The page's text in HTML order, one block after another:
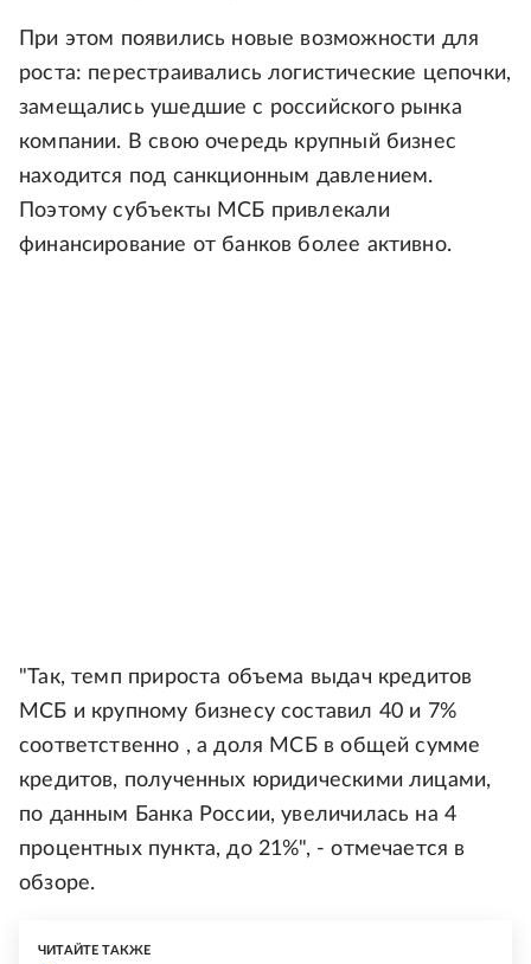
При этом появились новые возможности для
роста: перестраивались логистические цепочки,
замещались ушедшие с российского рынка
компании. В свою очередь крупный бизнес
находится под санкционным давлением.
Поэтому субъекты МСБ привлекали
финансирование от банков более активно.
"Так, темп прироста объема выдач кредитов
МСБ и крупному бизнесу составил 40 и 7%
соответственно , а доля МСБ в общей сумме
кредитов, полученных юридическими лицами,
по данным Банка России, увеличилась на 4
процентных пункта, до 21%", - отмечается в
обзоре.
ЧИТАЙТЕ ТАКЖЕ